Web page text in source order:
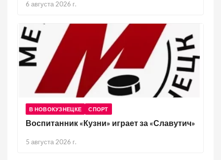
6 августа 2026 г.
В НОВОКУЗНЕЦКЕ СПОРТ
Воспитанник «Кузни» играет за «Славутич»
5 августа 2026 г.